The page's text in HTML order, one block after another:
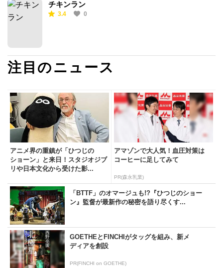
チキンラン
3.4 0
注目のニュース
アニメ界の重鎮が「ひつじの
ショーン」と来日！スタジオジブ
リや日本文化から受けた影...
アマゾンで大人気！血圧対策は
コーヒーに足してみて
PR(森永乳業)
「BTTF」のオマージュも!?『ひつじのショー
ン』監督が最新作の秘密を語り尽くす...
GOETHEとFINCHIがタッグを組み、新メ
ディアを創設
PR(FINCHI on GOETHE)